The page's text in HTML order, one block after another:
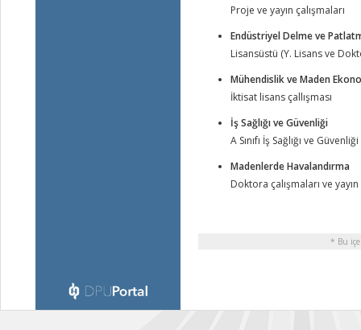
Proje ve yayın çalışmaları
Endüstriyel Delme ve
Lisansüstü (Y. Lisans ve
Mühendislik ve Maden
İktisat lisans çallışması
İş Sağlığı ve Güvenliği
A Sınıfı İş Sağlığı ve
Madenlerde Havalandırma
Doktora çalışmaları ve yayın
* Bu